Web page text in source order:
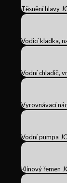
Těsnění hlavy
Vodicí kladka,
Vodní chladič,
Vyrovnávací
Vodní pumpa
Klínový řemen